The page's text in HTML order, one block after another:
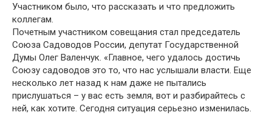
Участником было, что рассказать и что предложить
коллегам.
Почетным участником совещания стал председатель
Союза Садоводов России, депутат Государственной
Думы Олег Валенчук. «Главное, чего удалось достичь
Союзу садоводов это то, что нас услышали власти. Еще
несколько лет назад к нам даже не пытались
прислушаться – у вас есть земля, вот и разбирайтесь с
ней, как хотите. Сегодня ситуация серьезно изменилась.